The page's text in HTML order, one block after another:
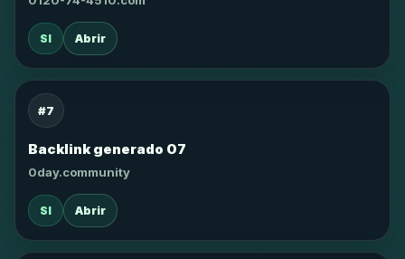
SI Abrir
#7
Backlink generado 07
0day.community
SI Abrir